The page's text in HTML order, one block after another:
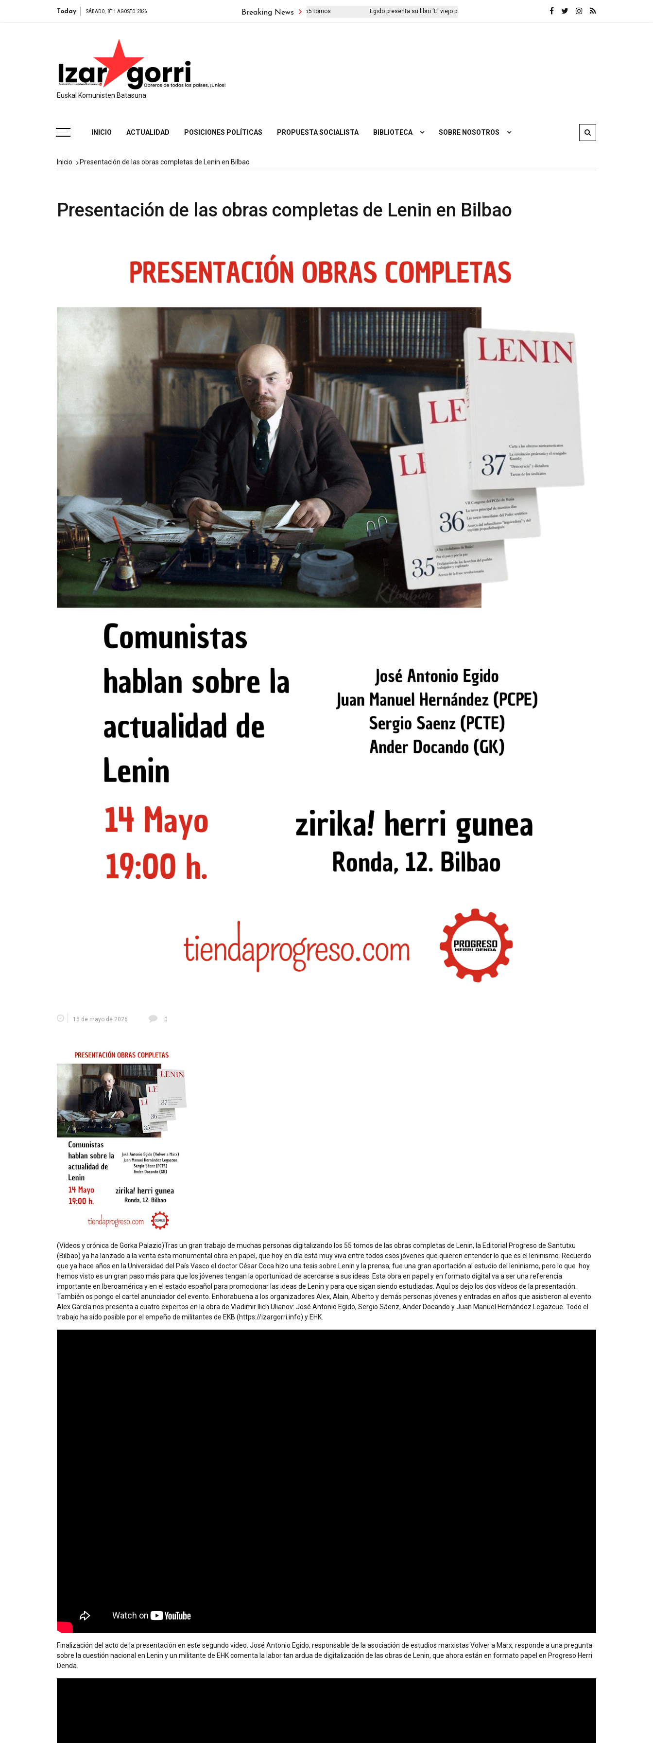
Today SÁBADO, 8TH AGOSTO 2026 Breaking News
Obras Completas de Lenin en español: nueva edición íntegra de 55 tomos Egido presenta su libro ‘El viejo pueblo iraní no se doblegará’ Libertad para los internacionalistas detenidos
Euskal Komunisten Batasuna
INICIO ACTUALIDAD POSICIONES POLÍTICAS PROPUESTA SOCIALISTA BIBLIOTECA SOBRE NOSOTROS
Inicio Presentación de las obras completas de Lenin en Bilbao
Presentación de las obras completas de Lenin en Bilbao
15 de mayo de 2026 0
(Vídeos y crónica de Gorka Palazio)Tras un gran trabajo de muchas personas digitalizando los 55 tomos de las obras completas de Lenin, la Editorial Progreso de Santutxu
(Bilbao) ya ha lanzado a la venta esta monumental obra en papel, que hoy en día está muy viva entre todos esos jóvenes que quieren entender lo que es el leninismo. Recuerdo
que ya hace años en la Universidad del País Vasco el doctor César Coca hizo una tesis sobre Lenin y la prensa; fue una gran aportación al estudio del leninismo, pero lo que hoy
hemos visto es un gran paso más para que los jóvenes tengan la oportunidad de acercarse a sus ideas. Esta obra en papel y en formato digital va a ser una referencia
importante en Iberoamérica y en el estado español para promocionar las ideas de Lenin y para que sigan siendo estudiadas. Aquí os dejo los dos vídeos de la presentación.
También os pongo el cartel anunciador del evento. Enhorabuena a los organizadores Alex, Alain, Alberto y demás personas jóvenes y entradas en años que asistieron al evento.
Alex García nos presenta a cuatro expertos en la obra de Vladimir Ilich Ulianov: José Antonio Egido, Sergio Sáenz, Ander Docando y Juan Manuel Hernández Legazcue. Todo el
trabajo ha sido posible por el empeño de militantes de EKB (https://izargorri.info) y EHK.
Finalización del acto de la presentación en este segundo video. José Antonio Egido, responsable de la asociación de estudios marxistas Volver a Marx, responde a una pregunta
sobre la cuestión nacional en Lenin y un militante de EHK comenta la labor tan ardua de digitalización de las obras de Lenin, que ahora están en formato papel en Progreso Herri
Denda